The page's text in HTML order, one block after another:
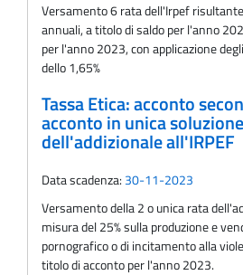
Versamento 6 rata dell'Irpef
annuali, a titolo di saldo per l'anno
per l'anno 2023, con applicazione
dello 1,65%
Tassa Etica: acconto
acconto in unica soluzione
dell'addizionale all'IRPEF
Data scadenza: 30-11-2023
Versamento della 2 o unica rata
misura del 25% sulla produzione e
pornografico o di incitamento alla
titolo di acconto per l'anno 2023.